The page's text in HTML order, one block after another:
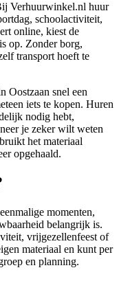
Verhuurwinkel.nl huur
schoolactiviteit,
online, kiest de
op. Zonder borg,
transport hoeft te
Oostzaan snel een
iets te kopen. Huren
nodig hebt,
je zeker wilt weten
het materiaal
opgehaald.
momenten,
belangrijk is.
vrijgezellenfeest of
materiaal en kunt per
en planning.